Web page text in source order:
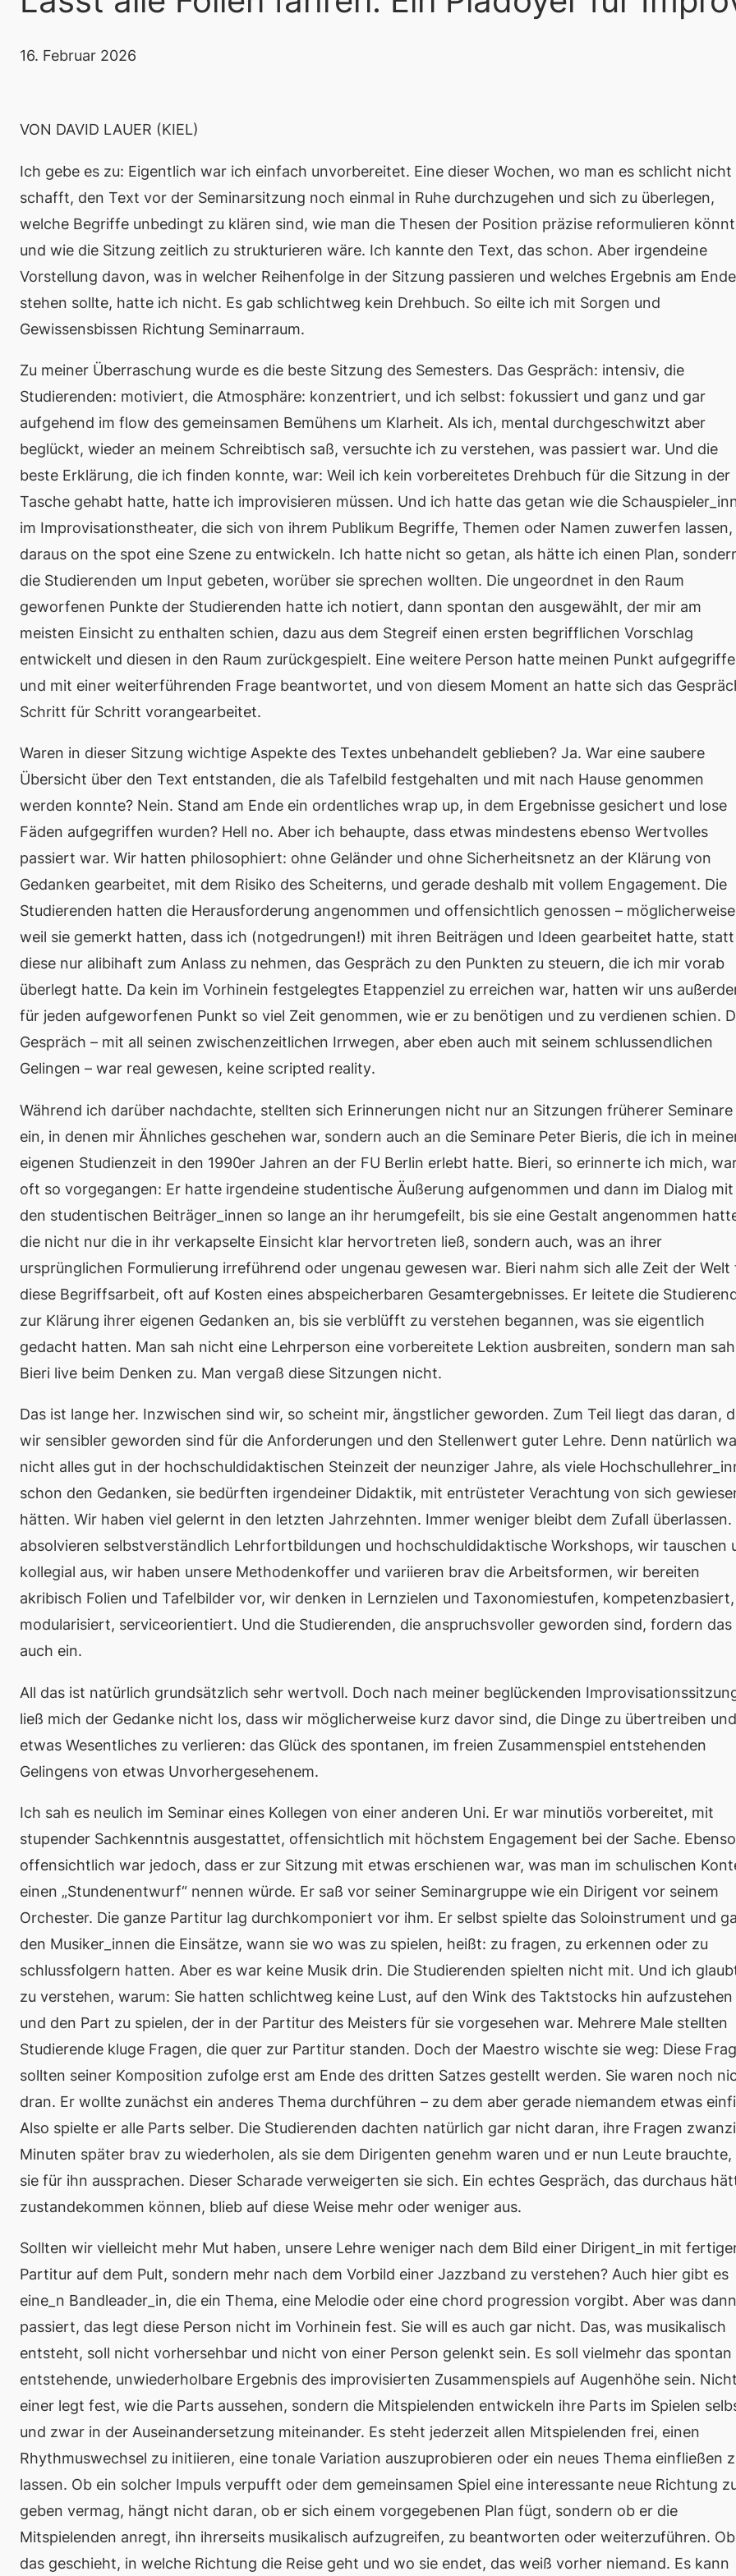
16. Februar 2026
VON DAVID LAUER (KIEL)
Ich gebe es zu: Eigentlich war ich einfach unvorbereitet. Eine dieser Wochen, wo man es schlicht nicht
schafft, den Text vor der Seminarsitzung noch einmal in Ruhe durchzugehen und sich zu überlegen,
welche Begriffe unbedingt zu klären sind, wie man die Thesen der Position präzise reformulieren
und wie die Sitzung zeitlich zu strukturieren wäre. Ich kannte den Text, das schon. Aber irgendeine
Vorstellung davon, was in welcher Reihenfolge in der Sitzung passieren und welches Ergebnis am Ende
stehen sollte, hatte ich nicht. Es gab schlichtweg kein Drehbuch. So eilte ich mit Sorgen und
Gewissensbissen Richtung Seminarraum.
Zu meiner Überraschung wurde es die beste Sitzung des Semesters. Das Gespräch: intensiv, die
Studierenden: motiviert, die Atmosphäre: konzentriert, und ich selbst: fokussiert und ganz und gar
aufgehend im flow des gemeinsamen Bemühens um Klarheit. Als ich, mental durchgeschwitzt aber
beglückt, wieder an meinem Schreibtisch saß, versuchte ich zu verstehen, was passiert war. Und die
beste Erklärung, die ich finden konnte, war: Weil ich kein vorbereitetes Drehbuch für die Sitzung in der
Tasche gehabt hatte, hatte ich improvisieren müssen. Und ich hatte das getan wie die
im Improvisationstheater, die sich von ihrem Publikum Begriffe, Themen oder Namen zuwerfen lassen,
daraus on the spot eine Szene zu entwickeln. Ich hatte nicht so getan, als hätte ich einen Plan,
die Studierenden um Input gebeten, worüber sie sprechen wollten. Die ungeordnet in den Raum
geworfenen Punkte der Studierenden hatte ich notiert, dann spontan den ausgewählt, der mir am
meisten Einsicht zu enthalten schien, dazu aus dem Stegreif einen ersten begrifflichen Vorschlag
entwickelt und diesen in den Raum zurückgespielt. Eine weitere Person hatte meinen Punkt
und mit einer weiterführenden Frage beantwortet, und von diesem Moment an hatte sich das
Schritt für Schritt vorangearbeitet.
Waren in dieser Sitzung wichtige Aspekte des Textes unbehandelt geblieben? Ja. War eine saubere
Übersicht über den Text entstanden, die als Tafelbild festgehalten und mit nach Hause genommen
werden konnte? Nein. Stand am Ende ein ordentliches wrap up, in dem Ergebnisse gesichert und lose
Fäden aufgegriffen wurden? Hell no. Aber ich behaupte, dass etwas mindestens ebenso Wertvolles
passiert war. Wir hatten philosophiert: ohne Geländer und ohne Sicherheitsnetz an der Klärung von
Gedanken gearbeitet, mit dem Risiko des Scheiterns, und gerade deshalb mit vollem Engagement. Die
Studierenden hatten die Herausforderung angenommen und offensichtlich genossen –
weil sie gemerkt hatten, dass ich (notgedrungen!) mit ihren Beiträgen und Ideen gearbeitet hatte, statt
diese nur alibihaft zum Anlass zu nehmen, das Gespräch zu den Punkten zu steuern, die ich mir vorab
überlegt hatte. Da kein im Vorhinein festgelegtes Etappenziel zu erreichen war, hatten wir uns
für jeden aufgeworfenen Punkt so viel Zeit genommen, wie er zu benötigen und zu verdienen schien.
Gespräch – mit all seinen zwischenzeitlichen Irrwegen, aber eben auch mit seinem schlussendlichen
Gelingen – war real gewesen, keine scripted reality.
Während ich darüber nachdachte, stellten sich Erinnerungen nicht nur an Sitzungen früherer Seminare
ein, in denen mir Ähnliches geschehen war, sondern auch an die Seminare Peter Bieris, die ich in
eigenen Studienzeit in den 1990er Jahren an der FU Berlin erlebt hatte. Bieri, so erinnerte ich mich,
oft so vorgegangen: Er hatte irgendeine studentische Äußerung aufgenommen und dann im Dialog mit
den studentischen Beiträger_innen so lange an ihr herumgefeilt, bis sie eine Gestalt angenommen
die nicht nur die in ihr verkapselte Einsicht klar hervortreten ließ, sondern auch, was an ihrer
ursprünglichen Formulierung irreführend oder ungenau gewesen war. Bieri nahm sich alle Zeit der Welt
diese Begriffsarbeit, oft auf Kosten eines abspeicherbaren Gesamtergebnisses. Er leitete die
zur Klärung ihrer eigenen Gedanken an, bis sie verblüfft zu verstehen begannen, was sie eigentlich
gedacht hatten. Man sah nicht eine Lehrperson eine vorbereitete Lektion ausbreiten, sondern man sah
Bieri live beim Denken zu. Man vergaß diese Sitzungen nicht.
Das ist lange her. Inzwischen sind wir, so scheint mir, ängstlicher geworden. Zum Teil liegt das daran,
wir sensibler geworden sind für die Anforderungen und den Stellenwert guter Lehre. Denn natürlich
nicht alles gut in der hochschuldidaktischen Steinzeit der neunziger Jahre, als viele
schon den Gedanken, sie bedürften irgendeiner Didaktik, mit entrüsteter Verachtung von sich
hätten. Wir haben viel gelernt in den letzten Jahrzehnten. Immer weniger bleibt dem Zufall überlassen.
absolvieren selbstverständlich Lehrfortbildungen und hochschuldidaktische Workshops, wir tauschen
kollegial aus, wir haben unsere Methodenkoffer und variieren brav die Arbeitsformen, wir bereiten
akribisch Folien und Tafelbilder vor, wir denken in Lernzielen und Taxonomiestufen, kompetenzbasiert,
modularisiert, serviceorientiert. Und die Studierenden, die anspruchsvoller geworden sind, fordern das
auch ein.
All das ist natürlich grundsätzlich sehr wertvoll. Doch nach meiner beglückenden
ließ mich der Gedanke nicht los, dass wir möglicherweise kurz davor sind, die Dinge zu übertreiben und
etwas Wesentliches zu verlieren: das Glück des spontanen, im freien Zusammenspiel entstehenden
Gelingens von etwas Unvorhergesehenem.
Ich sah es neulich im Seminar eines Kollegen von einer anderen Uni. Er war minutiös vorbereitet, mit
stupender Sachkenntnis ausgestattet, offensichtlich mit höchstem Engagement bei der Sache. Ebenso
offensichtlich war jedoch, dass er zur Sitzung mit etwas erschienen war, was man im schulischen
einen „Stundenentwurf“ nennen würde. Er saß vor seiner Seminargruppe wie ein Dirigent vor seinem
Orchester. Die ganze Partitur lag durchkomponiert vor ihm. Er selbst spielte das Soloinstrument und
den Musiker_innen die Einsätze, wann sie wo was zu spielen, heißt: zu fragen, zu erkennen oder zu
schlussfolgern hatten. Aber es war keine Musik drin. Die Studierenden spielten nicht mit. Und ich
zu verstehen, warum: Sie hatten schlichtweg keine Lust, auf den Wink des Taktstocks hin aufzustehen
und den Part zu spielen, der in der Partitur des Meisters für sie vorgesehen war. Mehrere Male stellten
Studierende kluge Fragen, die quer zur Partitur standen. Doch der Maestro wischte sie weg: Diese
sollten seiner Komposition zufolge erst am Ende des dritten Satzes gestellt werden. Sie waren noch
dran. Er wollte zunächst ein anderes Thema durchführen – zu dem aber gerade niemandem etwas
Also spielte er alle Parts selber. Die Studierenden dachten natürlich gar nicht daran, ihre Fragen
Minuten später brav zu wiederholen, als sie dem Dirigenten genehm waren und er nun Leute brauchte,
sie für ihn aussprachen. Dieser Scharade verweigerten sie sich. Ein echtes Gespräch, das durchaus
zustandekommen können, blieb auf diese Weise mehr oder weniger aus.
Sollten wir vielleicht mehr Mut haben, unsere Lehre weniger nach dem Bild einer Dirigent_in mit
Partitur auf dem Pult, sondern mehr nach dem Vorbild einer Jazzband zu verstehen? Auch hier gibt es
eine_n Bandleader_in, die ein Thema, eine Melodie oder eine chord progression vorgibt. Aber was dann
passiert, das legt diese Person nicht im Vorhinein fest. Sie will es auch gar nicht. Das, was musikalisch
entsteht, soll nicht vorhersehbar und nicht von einer Person gelenkt sein. Es soll vielmehr das spontan
entstehende, unwiederholbare Ergebnis des improvisierten Zusammenspiels auf Augenhöhe sein. Nicht
einer legt fest, wie die Parts aussehen, sondern die Mitspielenden entwickeln ihre Parts im Spielen
und zwar in der Auseinandersetzung miteinander. Es steht jederzeit allen Mitspielenden frei, einen
Rhythmuswechsel zu initiieren, eine tonale Variation auszuprobieren oder ein neues Thema einfließen
lassen. Ob ein solcher Impuls verpufft oder dem gemeinsamen Spiel eine interessante neue Richtung
geben vermag, hängt nicht daran, ob er sich einem vorgegebenen Plan fügt, sondern ob er die
Mitspielenden anregt, ihn ihrerseits musikalisch aufzugreifen, zu beantworten oder weiterzuführen. Ob
das geschieht, in welche Richtung die Reise geht und wo sie endet, das weiß vorher niemand. Es kann